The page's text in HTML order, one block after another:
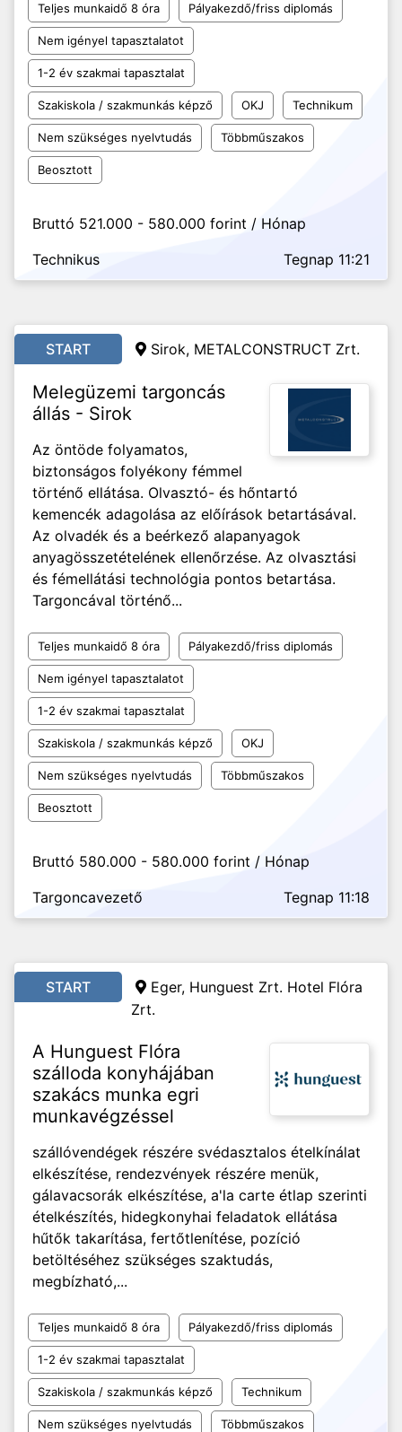
Teljes munkaidő 8 óra Pályakezdő/friss diplomás
Nem igényel tapasztalatot
1-2 év szakmai tapasztalat
Szakiskola / szakmunkás képző OKJ Technikum
Nem szükséges nyelvtudás Többműszakos
Beosztott
Bruttó 521.000 - 580.000 forint / Hónap
Technikus
Tegnap 11:21
START Sirok, METALCONSTRUCT Zrt.
Melegüzemi targoncás
állás - Sirok
Az öntöde folyamatos,
biztonságos folyékony fémmel
történő ellátása. Olvasztó- és hőntartó
kemencék adagolása az előírások betartásával.
Az olvadék és a beérkező alapanyagok
anyagösszetételének ellenőrzése. Az olvasztási
és fémellátási technológia pontos betartása.
Targoncával történő...
Teljes munkaidő 8 óra Pályakezdő/friss diplomás
Nem igényel tapasztalatot
1-2 év szakmai tapasztalat
Szakiskola / szakmunkás képző OKJ
Nem szükséges nyelvtudás Többműszakos
Beosztott
Bruttó 580.000 - 580.000 forint / Hónap
Targoncavezető
Tegnap 11:18
START
Eger, Hunguest Zrt. Hotel Flóra
Zrt.
A Hunguest Flóra
szálloda konyhájában
szakács munka egri
munkavégzéssel
szállóvendégek részére svédasztalos ételkínálat
elkészítése, rendezvények részére menük,
gálavacsorák elkészítése, a'la carte étlap szerinti
ételkészítés, hidegkonyhai feladatok ellátása
hűtők takarítása, fertőtlenítése, pozíció
betöltéséhez szükséges szaktudás,
megbízható,...
Teljes munkaidő 8 óra Pályakezdő/friss diplomás
1-2 év szakmai tapasztalat
Szakiskola / szakmunkás képző Technikum
Nem szükséges nyelvtudás Többműszakos